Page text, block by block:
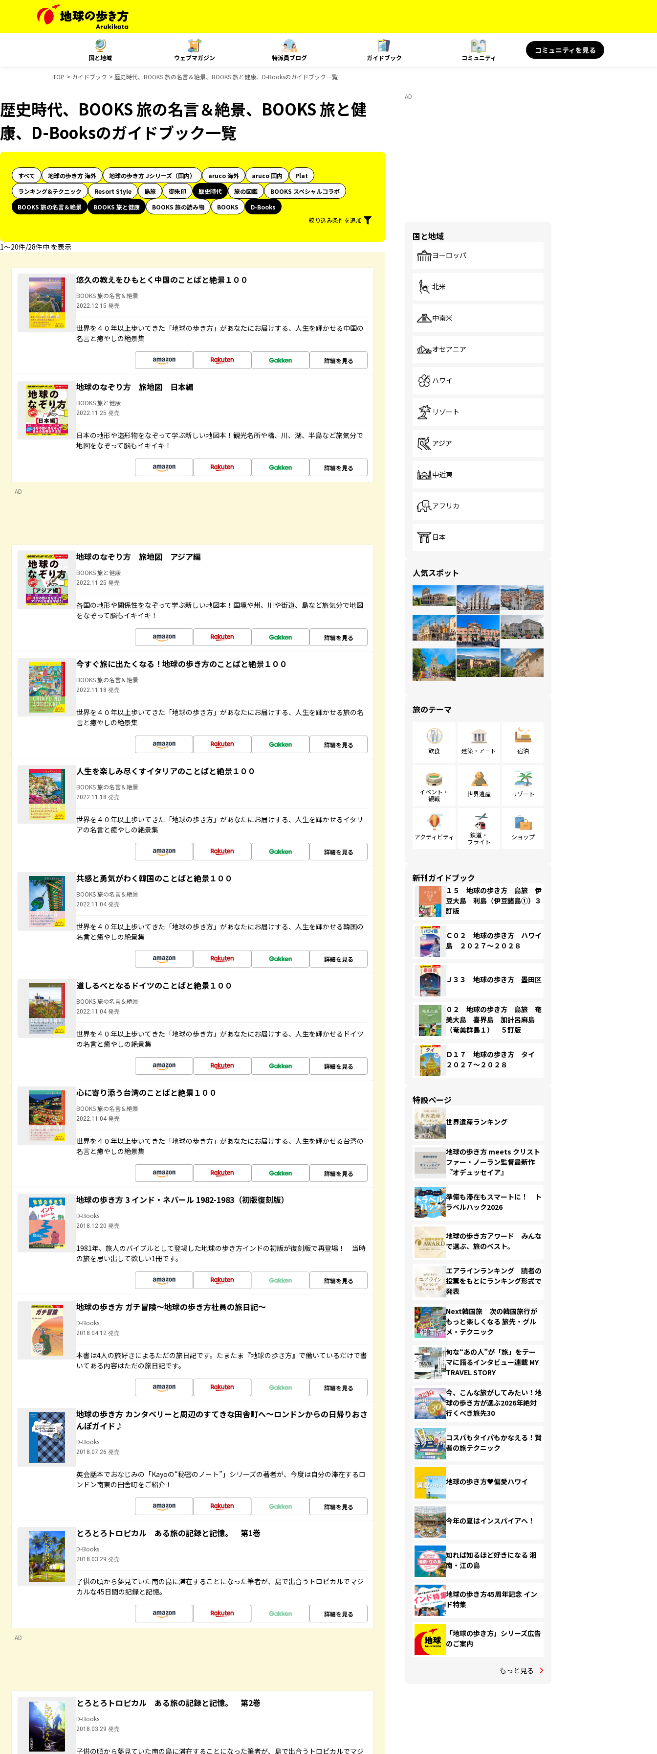
国と地域 ウェブマガジン 特派員ブログ ガイドブック コミュニティ
コミュニティを見る
TOP ガイドブック 歴史時代、BOOKS 旅の名言＆絶景、BOOKS 旅と健康、D-Booksのガイドブック一覧
歴史時代、BOOKS 旅の名言＆絶景、BOOKS 旅と健
康、D-Booksのガイドブック一覧
すべて 地球の歩き方 海外 地球の歩き方 Jシリーズ（国内） aruco 海外 aruco 国内
Plat
ランキング&テクニック
Resort Style 島旅 御朱印 歴史時代 旅の図鑑
BOOKS スペシャルコラボ
BOOKS 旅の名言＆絶景
BOOKS 旅と健康 BOOKS 旅の読み物 BOOKS
D-Books
絞り込み条件を追加
1〜20件/28件中 を表示
悠久の教えをひもとく中国のことばと絶景１００
BOOKS 旅の名言＆絶景
2022.12.15 発売
世界を４０年以上歩いてきた「地球の歩き方」があなたにお届けする、人生を輝かせる中国の
名言と癒やしの絶景集
詳細を見る
地球のなぞり方 旅地図 日本編
BOOKS 旅と健康
2022.11.25 発売
日本の地形や造形物をなぞって学ぶ新しい地図本！観光名所や橋、川、湖、半島など旅気分で
地図をなぞって脳もイキイキ！
詳細を見る
AD
地球のなぞり方 旅地図 アジア編
BOOKS 旅と健康
2022.11.25 発売
各国の地形や関係性をなぞって学ぶ新しい地図本！国境や州、川や街道、島など旅気分で地図
をなぞって脳もイキイキ！
詳細を見る
今すぐ旅に出たくなる！地球の歩き方のことばと絶景１００
BOOKS 旅の名言＆絶景
2022.11.18 発売
世界を４０年以上歩いてきた「地球の歩き方」があなたにお届けする、人生を輝かせる旅の名
言と癒やしの絶景集
詳細を見る
人生を楽しみ尽くすイタリアのことばと絶景１００
BOOKS 旅の名言＆絶景
2022.11.18 発売
世界を４０年以上歩いてきた「地球の歩き方」があなたにお届けする、人生を輝かせるイタリ
アの名言と癒やしの絶景集
詳細を見る
共感と勇気がわく韓国のことばと絶景１００
BOOKS 旅の名言＆絶景
2022.11.04 発売
世界を４０年以上歩いてきた「地球の歩き方」があなたにお届けする、人生を輝かせる韓国の
名言と癒やしの絶景集
詳細を見る
道しるべとなるドイツのことばと絶景１００
BOOKS 旅の名言＆絶景
2022.11.04 発売
世界を４０年以上歩いてきた「地球の歩き方」があなたにお届けする、人生を輝かせるドイツ
の名言と癒やしの絶景集
詳細を見る
心に寄り添う台湾のことばと絶景１００
BOOKS 旅の名言＆絶景
2022.11.04 発売
世界を４０年以上歩いてきた「地球の歩き方」があなたにお届けする、人生を輝かせる台湾の
名言と癒やしの絶景集
詳細を見る
地球の歩き方 3 インド・ネパール 1982-1983（初版復刻版）
D-Books
2018.12.20 発売
1981年、旅人のバイブルとして登場した地球の歩き方インドの初版が復刻版で再登場！ 当時
の旅を思い出して欲しい1冊です。
詳細を見る
地球の歩き方 ガチ冒険～地球の歩き方社員の旅日記～
D-Books
2018.04.12 発売
本書は4人の旅好きによるただの旅日記です。たまたま『地球の歩き方』で働いているだけで書
いてある内容はただの旅日記です。
詳細を見る
地球の歩き方 カンタベリーと周辺のすてきな田舎町へ～ロンドンからの日帰りおさ
んぽガイド♪
D-Books
2018.07.26 発売
英会話本でおなじみの「Kayoの“秘密のノート”」シリーズの著者が、今度は自分の滞在するロ
ンドン南東の田舎町をご紹介！
詳細を見る
とろとろトロピカル ある旅の記録と記憶。 第1巻
D-Books
2018.03.29 発売
子供の頃から夢見ていた南の島に滞在することになった筆者が、島で出合うトロピカルでマジ
カルな45日間の記録と記憶。
詳細を見る
AD
とろとろトロピカル ある旅の記録と記憶。 第2巻
D-Books
2018.03.29 発売
子供の頃から夢見ていた南の島に滞在することになった筆者が、島で出合うトロピカルでマジ
AD
国と地域
ヨーロッパ
北米
中南米
オセアニア
ハワイ
リゾート
アジア
中近東
アフリカ
日本
人気スポット
旅のテーマ
飲食 建築・アート 宿泊
イベント・
観戦
世界遺産 リゾート
アクティビティ
鉄道・
フライト
ショップ
新刊ガイドブック
１５ 地球の歩き方 島旅 伊
豆大島 利島（伊豆諸島①）３
訂版
Ｃ０２ 地球の歩き方 ハワイ
島 ２０２７～２０２８
Ｊ３３ 地球の歩き方 墨田区
０２ 地球の歩き方 島旅 奄
美大島 喜界島 加計呂麻島
（奄美群島１） ５訂版
Ｄ１７ 地球の歩き方 タイ
２０２７～２０２８
特設ページ
世界遺産ランキング
地球の歩き方 meets クリスト
ファー・ノーラン監督最新作
『オデュッセイア』
準備も滞在もスマートに！ ト
ラベルハック2026
地球の歩き方アワード みんな
で選ぶ、旅のベスト。
エアラインランキング 読者の
投票をもとにランキング形式で
発表
Next韓国旅 次の韓国旅行が
もっと楽しくなる 旅先・グル
メ・テクニック
旬な“あの人”が「旅」をテー
マに語るインタビュー連載 MY
TRAVEL STORY
今、こんな旅がしてみたい！地
球の歩き方が選ぶ2026年絶対
行くべき旅先30
コスパもタイパもかなえる！賢
者の旅テクニック
地球の歩き方♥偏愛ハワイ
今年の夏はインスパイアへ！
知れば知るほど好きになる 湘
南・江の島
地球の歩き方45周年記念 イン
ド特集
「地球の歩き方」シリーズ広告
のご案内
もっと見る